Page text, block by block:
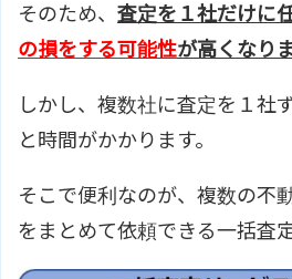
そのため、 査定を１社だけに
の損をする可能性が高くなり
しかし、複数社に査定を１社
と時間がかかります。
そこで便利なのが、複数の不
をまとめて依頼できる一括査